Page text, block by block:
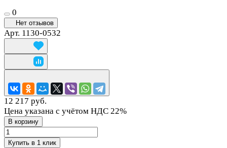
0
Нет отзывов
Арт. 1130-0532
12 217 руб.
Цена указана с учётом НДС 22%
В корзину
Купить в 1 клик